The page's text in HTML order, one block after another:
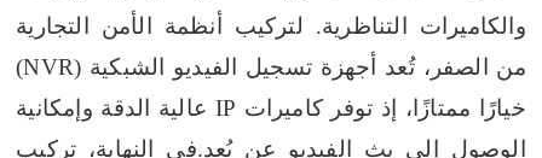
والكاميرات التناظرية. لتركيب أنظمة الأمن التجارية
من الصفر، تُعد أجهزة تسجيل الفيديو الشبكية (NVR)
خيارًا ممتازًا، إذ توفر كاميرات IP عالية الدقة وإمكانية
الوصول إلى بث الفيديو عن بُعد.في النهاية، تركيب